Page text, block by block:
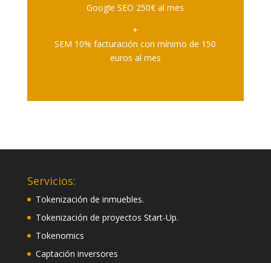
Google SEO 250€ al mes
+
SEM 10% facturación con mínimo de 150
euros al mes
Servicios:
Tokenización de inmuebles.
Tokenización de proyectos Start-Up.
Tokenomics
Captación inversores